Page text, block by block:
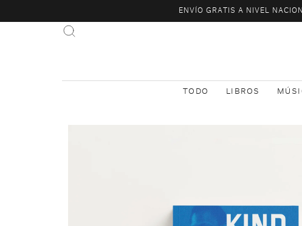
ENVÍO GRATIS A NIVEL
TODO LIBROS